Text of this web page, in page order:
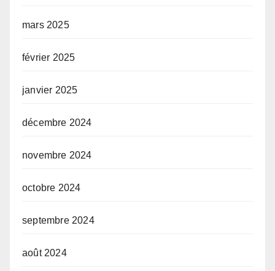
mars 2025
février 2025
janvier 2025
décembre 2024
novembre 2024
octobre 2024
septembre 2024
août 2024